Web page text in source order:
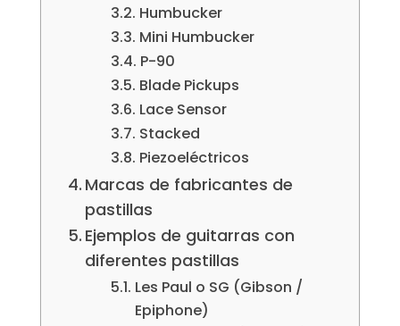
Humbucker
Mini Humbucker
P-90
Blade Pickups
Lace Sensor
Stacked
Piezoeléctricos
Marcas de fabricantes de
pastillas
Ejemplos de guitarras con
diferentes pastillas
Les Paul o SG (Gibson /
Epiphone)